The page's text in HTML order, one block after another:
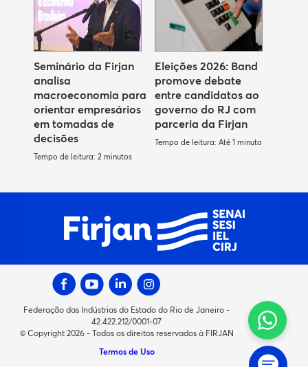
Seminário da Firjan
analisa
macroeconomia para
orientar empresários
em tomadas de
decisões
Tempo de leitura: 2 minutos
Eleições 2026: Band
promove debate
entre candidatos ao
governo do RJ com
parceria da Firjan
Tempo de leitura: Até 1 minuto
Federação das Indústrias do Estado do Rio de Janeiro -
42.422.212/0001-07
© Copyright 2026 - Todos os direitos reservados à FIRJAN
Termos de Uso